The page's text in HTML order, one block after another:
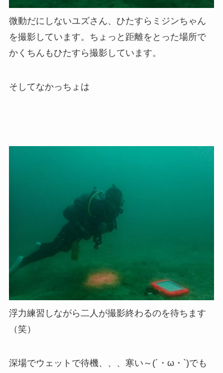
微動だにしないユズさん、ひたすらミジンちゃん
を撮影しています。ちょっと距離をとった場所で
かくちんもひたすら撮影しています。
そしてなかっちょは
浮力練習しながら二人が撮影終わるのを待ちます
（笑）
深場でウェットで待機、、、寒い～(´・ω・`)でも